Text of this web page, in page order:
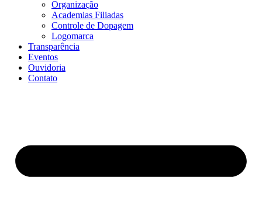
Organização
Academias Filiadas
Controle de Dopagem
Logomarca
Transparência
Eventos
Ouvidoria
Contato